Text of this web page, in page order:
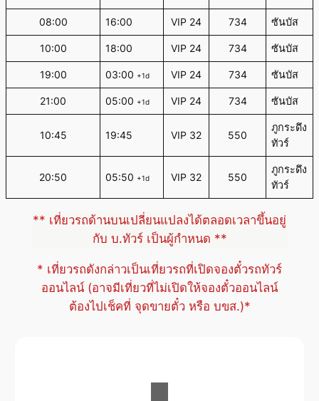
08:00 16:00 VIP 24 734 ซันบัส
10:00 18:00 VIP 24 734 ซันบัส
19:00 03:00 +1d VIP 24 734 ซันบัส
21:00 05:00 +1d VIP 24 734 ซันบัส
10:45 19:45 VIP 32 550
ภูกระดึง
ทัวร์
20:50 05:50 +1d VIP 32 550
ภูกระดึง
ทัวร์
** เที่ยวรถด้านบนเปลี่ยนแปลงได้ตลอดเวลาขึ้นอยู่
กับ บ.ทัวร์ เป็นผู้กำหนด **
* เที่ยวรถดังกล่าวเป็นเที่ยวรถที่เปิดจองตั๋วรถทัวร์
ออนไลน์ (อาจมีเที่ยวที่ไม่เปิดให้จองตั๋วออนไลน์
ต้องไปเช็คที่ จุดขายตั๋ว หรือ บขส.)*